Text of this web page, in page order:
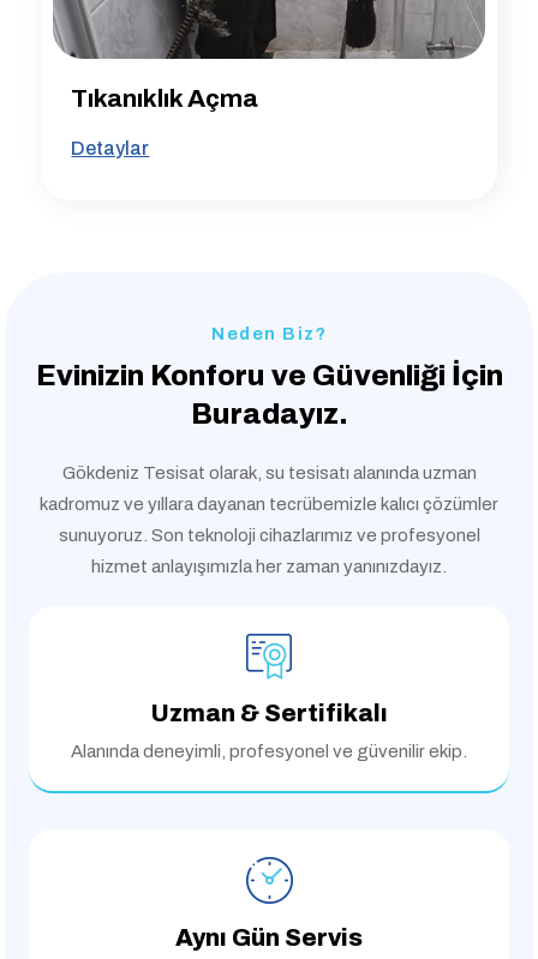
Tıkanıklık Açma
Detaylar
Neden Biz?
Evinizin Konforu ve Güvenliği İçin
Buradayız.
Gökdeniz Tesisat olarak, su tesisatı alanında uzman
kadromuz ve yıllara dayanan tecrübemizle kalıcı çözümler
sunuyoruz. Son teknoloji cihazlarımız ve profesyonel
hizmet anlayışımızla her zaman yanınızdayız.
Uzman & Sertifikalı
Alanında deneyimli, profesyonel ve güvenilir ekip.
Aynı Gün Servis